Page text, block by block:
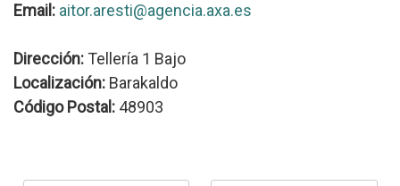
Email: aitor.aresti@agencia.axa.es
Dirección: Tellería 1 Bajo
Localización: Barakaldo
Código Postal: 48903